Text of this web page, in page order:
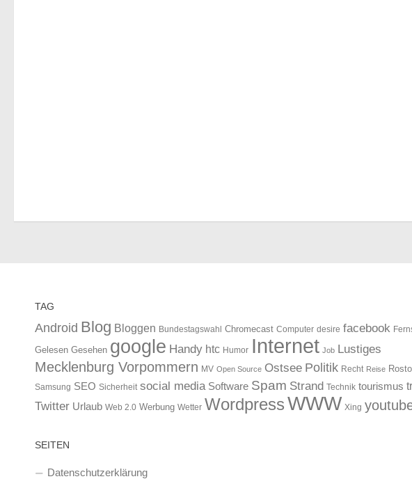
TAG
Android Blog Bloggen Bundestagswahl Chromecast Computer desire facebook
Gelesen Gesehen google Handy htc Humor Internet Job Lustiges
Mecklenburg Vorpommern MV Open Source Ostsee Politik Recht Reise
Samsung SEO Sicherheit social media Software Spam Strand Technik tourismus
Twitter Urlaub Web 2.0 Werbung Wetter WordpressWWW Xing
SEITEN
Datenschutzerklärung